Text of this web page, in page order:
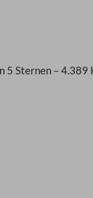
5 Sternen – 4.389